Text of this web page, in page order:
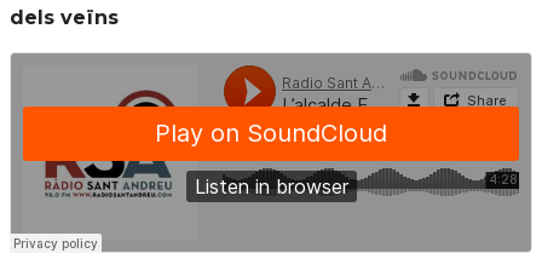
dels veïns